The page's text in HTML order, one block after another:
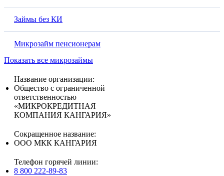
Займы без КИ
Микрозайм пенсионерам
Показать все микрозаймы
Название организации:
Общество с ограниченной
ответственностью
«МИКРОКРЕДИТНАЯ
КОМПАНИЯ КАНГАРИЯ»
Сокращенное название:
ООО МКК КАНГАРИЯ
Телефон горячей линии:
8 800 222-89-83